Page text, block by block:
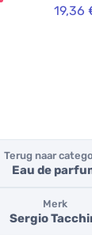
19,36
Terug naar
Eau de
Merk
Sergio